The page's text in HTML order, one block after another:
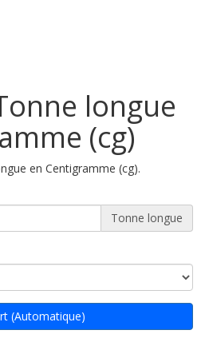
longue
(cg)
en Centigramme (cg).
Tonne longue
(Automatique)